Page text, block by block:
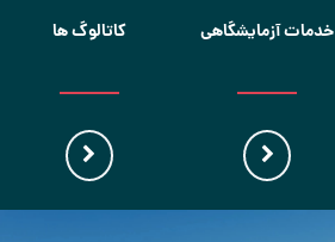
خدمات آزمایشگاهی کاتالوگ ها